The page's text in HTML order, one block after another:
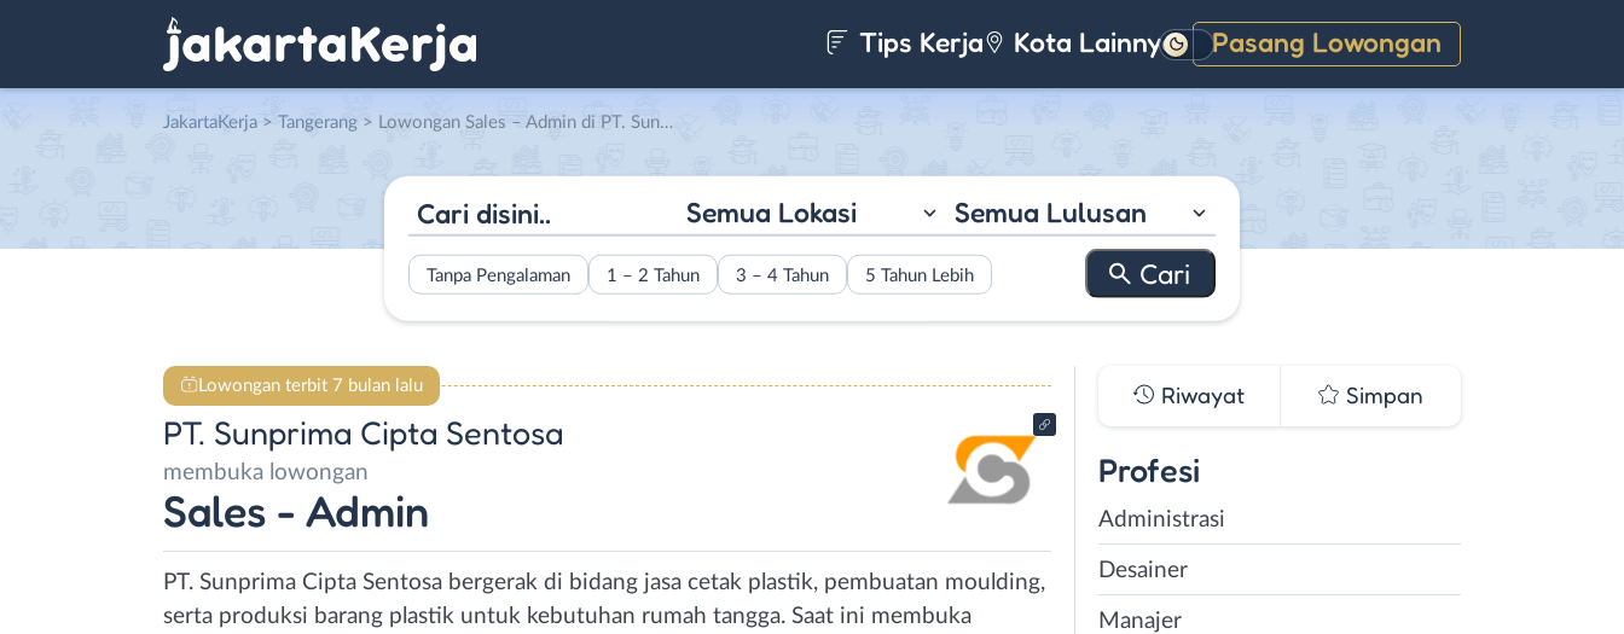
Tips Kerja Kota Lainnya Pasang Lowongan
Gelap
JakartaKerja > Tangerang > Lowongan Sales – Admin di PT. Sunprima Cipta Sentosa
Semua Lokasi Semua Lulusan
Tanpa Pengalaman 1 – 2 Tahun 3 – 4 Tahun 5 Tahun Lebih
Lowongan terbit 7 bulan lalu
PT. Sunprima Cipta Sentosa
membuka lowongan
Sales - Admin
PT. Sunprima Cipta Sentosa bergerak di bidang jasa cetak plastik, pembuatan moulding,
serta produksi barang plastik untuk kebutuhan rumah tangga. Saat ini membuka
Riwayat Simpan
Profesi
Administrasi
Desainer
Manajer